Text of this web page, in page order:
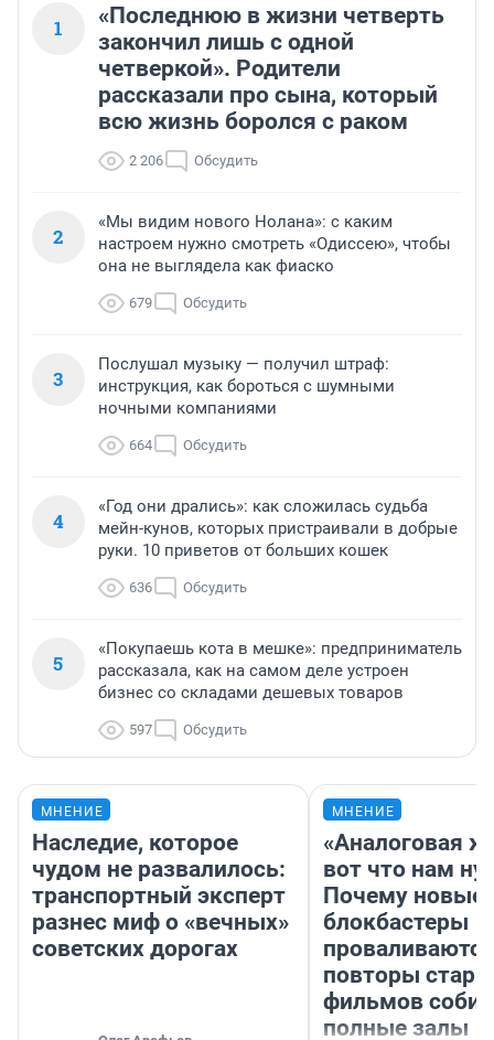
1
«Последнюю в жизни четверть
закончил лишь с одной
четверкой». Родители
рассказали про сына, который
всю жизнь боролся с раком
2 206 Обсудить
2
«Мы видим нового Нолана»: с каким
настроем нужно смотреть «Одиссею», чтобы
она не выглядела как фиаско
679 Обсудить
3
Послушал музыку — получил штраф:
инструкция, как бороться с шумными
ночными компаниями
664 Обсудить
4
«Год они дрались»: как сложилась судьба
мейн-кунов, которых пристраивали в добрые
руки. 10 приветов от больших кошек
636 Обсудить
5
«Покупаешь кота в мешке»: предприниматель
рассказала, как на самом деле устроен
бизнес со складами дешевых товаров
597 Обсудить
МНЕНИЕ
Наследие, которое
чудом не развалилось:
транспортный эксперт
разнес миф о «вечных»
советских дорогах
МНЕНИЕ
«Аналоговая
вот что нам
Почему новые
блокбастеры
повторы
фильмов
полные залы